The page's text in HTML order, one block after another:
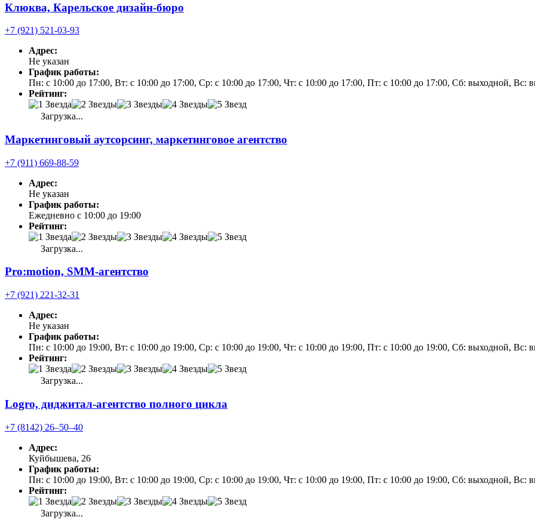
Клюква, Карельское дизайн-бюро
+7 (921) 521-03-93
Адрес:
Не указан
График работы:
Пн: с 10:00 до 17:00, Вт: с 10:00 до 17:00, Ср: с 10:00 до 17:00, Чт: с 10:00 до 17:00, Пт: с 10:00 до 17:00, Сб: выходной, Вс:
Рейтинг:
Загрузка...
Маркетинговый аутсорсинг, маркетинговое агентство
+7 (911) 669-88-59
Адрес:
Не указан
График работы:
Ежедневно с 10:00 до 19:00
Рейтинг:
Загрузка...
Pro:motion, SMM-агентство
+7 (921) 221-32-31
Адрес:
Не указан
График работы:
Пн: с 10:00 до 19:00, Вт: с 10:00 до 19:00, Ср: с 10:00 до 19:00, Чт: с 10:00 до 19:00, Пт: с 10:00 до 19:00, Сб: выходной, Вс:
Рейтинг:
Загрузка...
Logro, диджитал-агентство полного цикла
+7 (8142) 26‒50‒40
Адрес:
Куйбышева, 26
График работы:
Пн: с 10:00 до 19:00, Вт: с 10:00 до 19:00, Ср: с 10:00 до 19:00, Чт: с 10:00 до 19:00, Пт: с 10:00 до 19:00, Сб: выходной, Вс:
Рейтинг:
Загрузка...